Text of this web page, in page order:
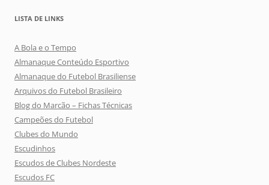
LISTA DE LINKS
A Bola e o Tempo
Almanaque Conteúdo Esportivo
Almanaque do Futebol Brasiliense
Arquivos do Futebol Brasileiro
Blog do Marcão – Fichas Técnicas
Campeões do Futebol
Clubes do Mundo
Escudinhos
Escudos de Clubes Nordeste
Escudos FC